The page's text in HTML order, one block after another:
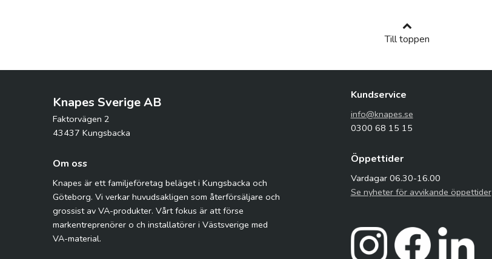
Till toppen
Knapes Sverige AB
Faktorvägen 2
43437 Kungsbacka
Om oss
Knapes är ett familjeföretag beläget i Kungsbacka och
Göteborg. Vi verkar huvudsakligen som återförsäljare och
grossist av VA-produkter. Vårt fokus är att förse
markentreprenörer o ch installatörer i Västsverige med
VA-material.
Kundservice
info@knapes.se
0300 68 15 15
Öppettider
Vardagar 06.30-16.00
Se nyheter för avvikande öppettider